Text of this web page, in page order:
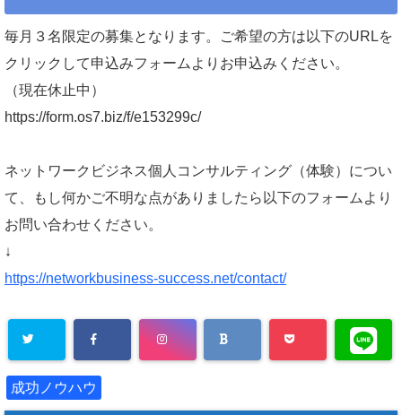
毎月３名限定の募集となります。ご希望の方は以下のURLを
クリックして申込みフォームよりお申込みください。
（現在休止中）
https://form.os7.biz/f/e153299c/
ネットワークビジネス個人コンサルティング（体験）につい
て、もし何かご不明な点がありましたら以下のフォームより
お問い合わせください。
↓
https://networkbusiness-success.net/contact/
成功ノウハウ